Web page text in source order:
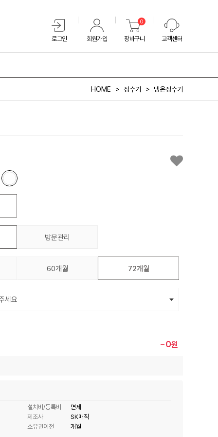
로그인 회원가입
0
장바구니 고객센터
HOME 정수기 냉온정수기
방문관리
60개월 72개월
0원
설치비/등록비
면제
제조사
SK매직
소유권이전
개월